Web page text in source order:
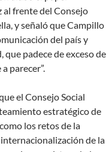
frente del Consejo
y señaló que Campillo
del país y
que padece de exceso de
parecer”.
el Consejo Social
estratégico de
los retos de la
de la